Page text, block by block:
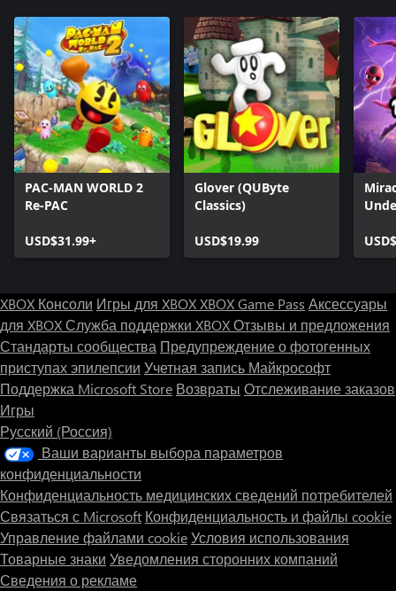
PAC-MAN WORLD 2
Re-PAC
USD$31.99+
Glover (QUByte
Classics)
USD$19.99
XBOX Консоли Игры для XBOXXBOX Game Pass Аксессуары
для XBOXСлужба поддержки XBOXОтзывы и предложения
Стандарты сообщества Предупреждение о фотогенных
приступах эпилепсии Учетная запись Майкрософт
Поддержка Microsoft Store Возвраты Отслеживание заказов
Игры
Русский (Россия)
Ваши варианты выбора параметров
конфиденциальности
Конфиденциальность медицинских сведений потребителей
Связаться с Microsoft Конфиденциальность и файлы cookie
Управление файлами cookieУсловия использования
Товарные знаки Уведомления сторонних компаний
Сведения о рекламе